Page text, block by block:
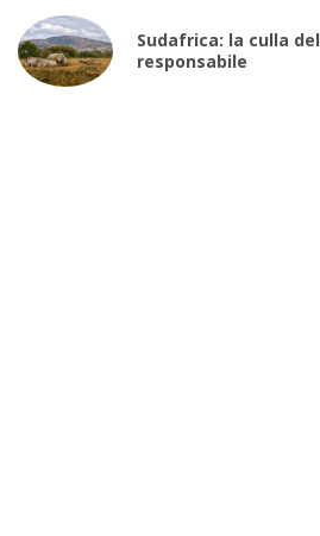
Sudafrica: la culla
responsabile